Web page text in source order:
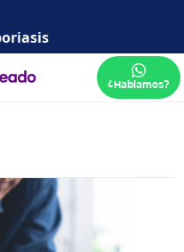
¿Hablamos?